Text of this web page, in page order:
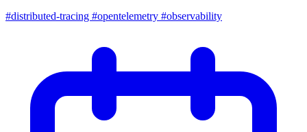
#distributed-tracing #opentelemetry #observability